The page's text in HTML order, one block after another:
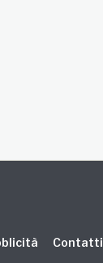
Contatti